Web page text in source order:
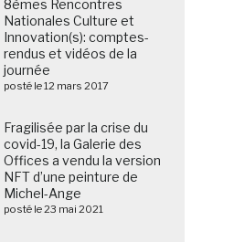
8èmes Rencontres
Nationales Culture et
Innovation(s): comptes-
rendus et vidéos de la
journée
posté le 12 mars 2017
Fragilisée par la crise du
covid-19, la Galerie des
Offices a vendu la version
NFT d’une peinture de
Michel-Ange
posté le 23 mai 2021